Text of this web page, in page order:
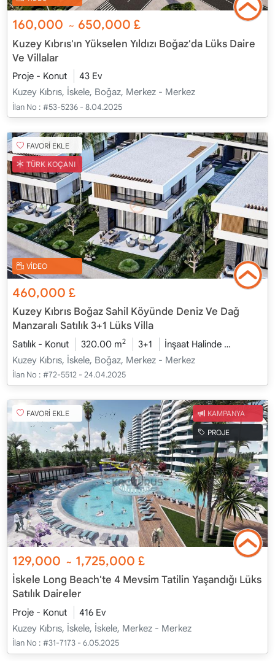
160,000 ~ 650,000£
Kuzey Kıbrıs'ın Yükselen Yıldızı Boğaz'da Lüks Daire
Ve Villalar
Proje - Konut
43 Ev
Kuzey Kıbrıs, İskele, Boğaz, Merkez - Merkez
İlan No : #53-5236 - 8.04.2025
FAVORİ EKLE
TÜRK KOÇANI
VİDEO
460,000 £
Kuzey Kıbrıs Boğaz Sahil Köyünde Deniz Ve Dağ
Manzaralı Satılık 3+1 Lüks Villa
Satılık - Konut 320.00 m2 3+1 İnşaat Halinde
Kuzey Kıbrıs, İskele, Boğaz, Merkez - Merkez
İlan No : #72-5512 - 24.04.2025
FAVORİ EKLE KAMPANYA
PROJE
129,000 ~ 1,725,000£
İskele Long Beach'te 4 Mevsim Tatilin Yaşandığı Lüks
Satılık Daireler
Proje - Konut
416 Ev
Kuzey Kıbrıs, İskele, İskele, Merkez - Merkez
İlan No : #31-7173 - 6.05.2025